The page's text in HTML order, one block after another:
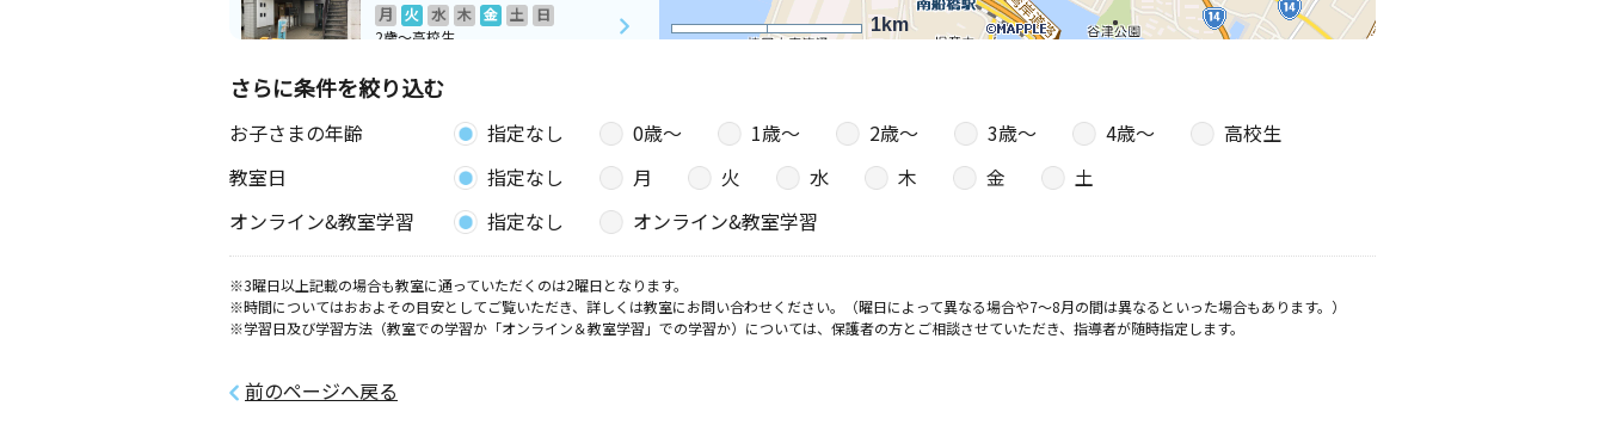
1km
月 火 水 木 金 土
日
2歳～高校生
船橋駅南教室
木 金 土 日
0歳～高校生
千葉県船橋市本町４丁目３２－２ スクエア１Ｆ
南船橋ららぽーと教室
月 火 水 木 金 土
日
0歳～高校生
千葉県船橋市浜町２丁目２－７ららぽーとＴＯＫ
さらに条件を絞り込む
お子さまの年齢 指定なし 0歳〜 1歳〜 2歳〜 3歳〜 4歳〜
高校生
教室日
指定なし 月 火 水 木 金
土
オンライン&教室学習
指定なし オンライン&教室学習
※3曜日以上記載の場合も教室に通っていただくのは2曜日となります。
※時間についてはおおよその目安としてご覧いただき、詳しくは教室にお問い合わせください。（曜日によって異なる場合や7～8月の間は異なるといった場合もあります。）
※学習日及び学習方法（教室での学習か「オンライン＆教室学習」での学習か）については、保護者の方とご相談させていただき、指導者が随時指定します。
前のページへ戻る